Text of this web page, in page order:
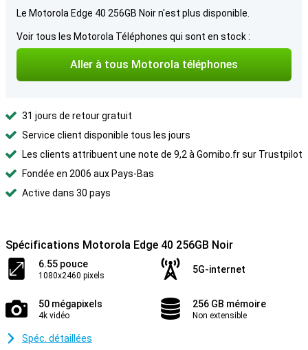
Le Motorola Edge 40 256GB Noir n'est plus disponible.
Voir tous les Motorola Téléphones qui sont en stock :
Aller à tous Motorola téléphones
31 jours de retour gratuit
Service client disponible tous les jours
Les clients attribuent une note de 9,2 à Gomibo.fr sur Trustpilot
Fondée en 2006 aux Pays-Bas
Active dans 30 pays
Spécifications Motorola Edge 40 256GB Noir
6.55 pouce
1080x2460 pixels
5G-internet
50 mégapixels
4k vidéo
256 GB mémoire
Non extensible
Spéc. détaillées